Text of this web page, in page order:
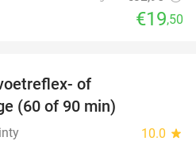
€19,50
of
(60 of 90 min)
10.0 star